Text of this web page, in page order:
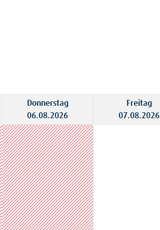
Donnerstag
06.08.2026
Freitag
07.08.2026